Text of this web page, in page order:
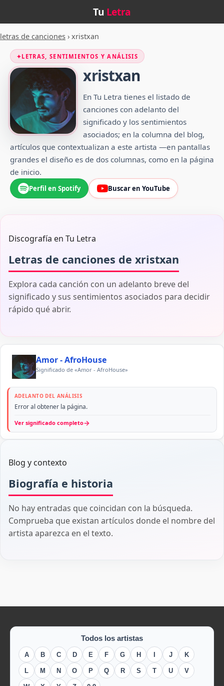
Tu Letra
letras de canciones › xristxan
✦LETRAS, SENTIMIENTOS Y ANÁLISIS
xristxan
En Tu Letra tienes el listado de
canciones con adelanto del
significado y los sentimientos
asociados; en la columna del blog,
artículos que contextualizan a este artista —en pantallas
grandes el diseño es de dos columnas, como en la página
de inicio.
Perfil en Spotify Buscar en YouTube
Discografía en Tu Letra
Letras de canciones de xristxan
Explora cada canción con un adelanto breve del
significado y sus sentimientos asociados para decidir
rápido qué abrir.
Amor - AfroHouse
Significado de «Amor - AfroHouse»
ADELANTO DEL ANÁLISIS
Error al obtener la página.
Ver significado completo→
Blog y contexto
Biografía e historia
No hay entradas que coincidan con la búsqueda.
Comprueba que existan artículos donde el nombre del
artista aparezca en el texto.
Todos los artistas
A B C D E F G H I J K
L M N O P Q R S T U V